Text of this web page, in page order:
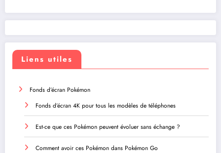
Liens utiles
Fonds d’écran Pokémon
Fonds d’écran 4K pour tous les modèles de téléphones
Est-ce que ces Pokémon peuvent évoluer sans échange ?
Comment avoir ces Pokémon dans Pokémon Go